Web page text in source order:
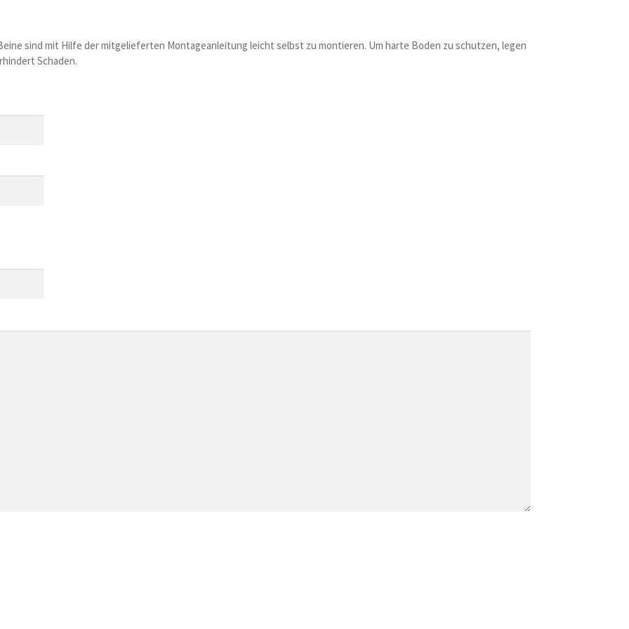
sind mit Hilfe der mitgelieferten Montageanleitung leicht selbst zu montieren. Um harte Boden zu schutzen, legen
Schaden.